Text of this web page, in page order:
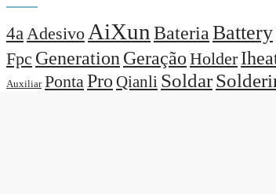
4aAdesivoAiXunBateriaBattery
Fpc GenerationGeração Holder
Auxiliar PontaPro Qianli Soldar